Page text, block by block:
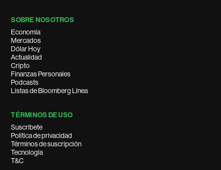
SOBRE NOSOTROS
Economía
Mercados
Dólar Hoy
Actualidad
Cripto
Finanzas Personales
Podcasts
Listas de Bloomberg Línea
TÉRMINOS DE USO
Suscríbete
Política de privacidad
Términos de suscripción
Tecnología
T&C